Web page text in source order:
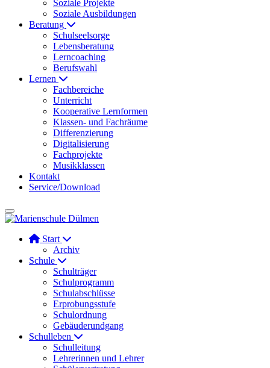
Soziale Projekte
Soziale Ausbildungen
Beratung
Schulseelsorge
Lebensberatung
Lerncoaching
Berufswahl
Lernen
Fachbereiche
Unterricht
Kooperative Lernformen
Klassen- und Fachräume
Differenzierung
Digitalisierung
Fachprojekte
Musikklassen
Kontakt
Service/Download
Start
Archiv
Schule
Schulträger
Schulprogramm
Schulabschlüsse
Erprobungsstufe
Schulordnung
Gebäuderundgang
Schulleben
Schulleitung
Lehrerinnen und Lehrer